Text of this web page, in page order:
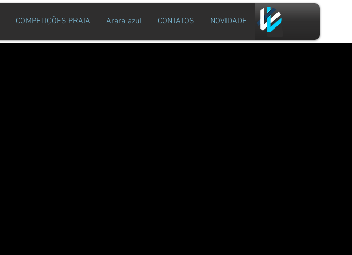
COMPETIÇÕES PRAIA Arara azul CONTATOS NOVIDADE